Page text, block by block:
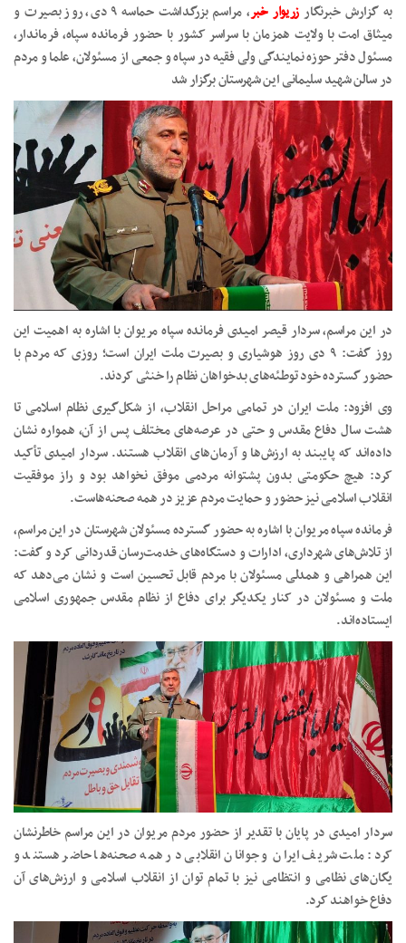
به گزارش خبرنگار زریوار خبر
، مراسم بزرگداشت حماسه ۹ دی، روز بصیرت و
میثاق امت با ولایت همزمان با سراسر کشور با حضور فرمانده سپاه، فرماندار،
مسئول دفتر حوزه نمایندگی ولی فقیه در سپاه و جمعی از مسئولان، علما و مردم
در سالن شهید سلیمانی این شهرستان برگزار شد
در این مراسم، سردار قیصر امیدی فرمانده سپاه مریوان با اشاره به اهمیت این
روز گفت: ۹ دی روز هوشیاری و بصیرت ملت ایران است؛ روزی که مردم با
حضور گسترده خود توطئه‌های بدخواهان نظام را خنثی کردند.
وی افزود: ملت ایران در تمامی مراحل انقلاب، از شکل‌گیری نظام اسلامی تا
هشت سال دفاع مقدس و حتی در عرصه‌های مختلف پس از آن، همواره نشان
داده‌اند که پایبند به ارزش‌ها و آرمان‌های انقلاب هستند. سردار امیدی تأکید
کرد: هیچ حکومتی بدون پشتوانه مردمی موفق نخواهد بود و راز موفقیت
انقلاب اسلامی نیز حضور و حمایت مردم عزیز در همه صحنه‌هاست.
فرمانده سپاه مریوان با اشاره به حضور گسترده مسئولان شهرستان در این مراسم،
از تلاش‌های شهرداری، ادارات و دستگاه‌های خدمت‌رسان قدردانی کرد و گفت:
این همراهی و همدلی مسئولان با مردم قابل تحسین است و نشان می‌دهد که
ملت و مسئولان در کنار یکدیگر برای دفاع از نظام مقدس جمهوری اسلامی
ایستاده‌اند.
سردار امیدی در پایان با تقدیر از حضور مردم مریوان در این مراسم خاطرنشان
کرد: ملت شریف ایران و جوانان انقلابی در همه صحنه‌ها حاضر هستند و
یگان‌های نظامی و انتظامی نیز با تمام توان از انقلاب اسلامی و ارزش‌های آن
دفاع خواهند کرد.